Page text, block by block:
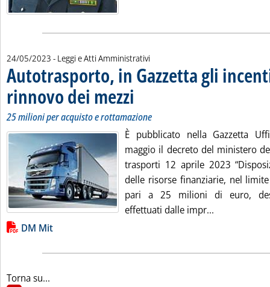
24/05/2023 - Leggi e Atti Amministrativi
Autotrasporto, in Gazzetta gli
rinnovo dei mezzi . Sottotitolo: 25 milioni per acquisto e
. Pubblicata mercoledì 24 maggio 2023 alle
25 milioni per acquisto e rottamazione
È pubblicato nella Gazzetta
maggio il decreto del ministero
trasporti 12 aprile 2023
delle risorse finanziarie, nel
pari a 25 milioni di euro,
effettuati dalle impr...
Lista allegati PDF alla notizia
DM Mit
Torna su...